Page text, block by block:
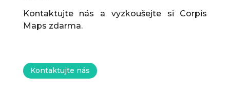
Kontaktujte nás a vyzkoušejte si Corpis
Maps zdarma.
Kontaktujte nás